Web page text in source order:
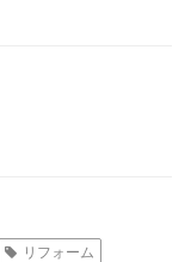
リフォーム